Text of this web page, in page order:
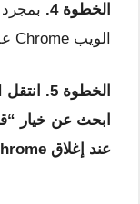
الخطوة 4.
الويب Chrome على جهاز ايفون .
الخطوة 5. انتقل
ابحث عن خيار
عند إغلاق Chrome”